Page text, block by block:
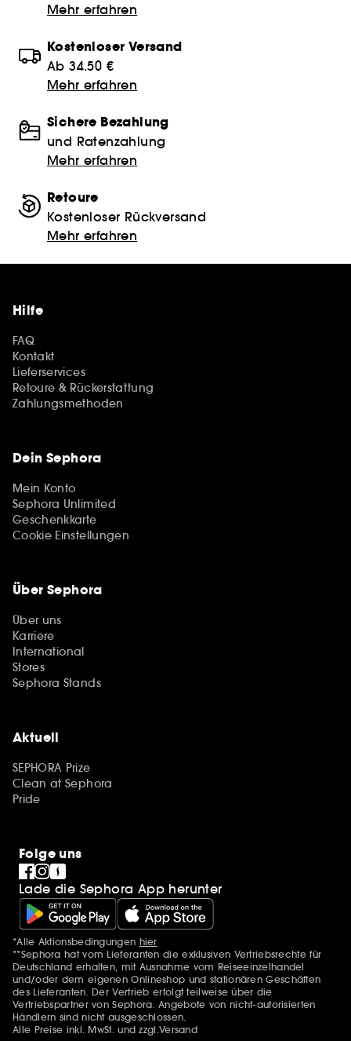
Mehr erfahren
Kostenloser Versand
Ab 34.50 €
Mehr erfahren
Sichere Bezahlung
und Ratenzahlung
Mehr erfahren
Retoure
Kostenloser Rückversand
Mehr erfahren
Hilfe
FAQ
Kontakt
Lieferservices
Retoure & Rückerstattung
Zahlungsmethoden
Dein Sephora
Mein Konto
Sephora Unlimited
Geschenkkarte
Cookie Einstellungen
Über Sephora
Über uns
Karriere
International
Stores
Sephora Stands
Aktuell
SEPHORA Prize
Clean at Sephora
Pride
Folge uns
Lade die Sephora App herunter
Zusätzlich Erwähnungen
*Alle Aktionsbedingungen hier
**Sephora hat vom Lieferanten die exklusiven Vertriebsrechte für
Deutschland erhalten, mit Ausnahme vom Reiseeinzelhandel
und/oder dem eigenen Onlineshop und stationären Geschäften
des Lieferanten. Der Vertrieb erfolgt teilweise über die
Vertriebspartner von Sephora. Angebote von nicht-autorisierten
Händlern sind nicht ausgeschlossen.
Alle Preise inkl. MwSt. und zzgl.Versand